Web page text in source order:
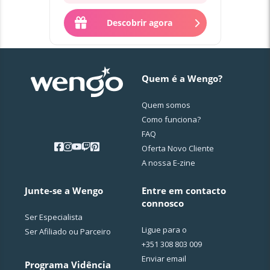
Descobrir agora
Quem é a Wengo?
Quem somos
Como funciona?
FAQ
Oferta Novo Cliente
A nossa E-zine
Junte-se a Wengo
Ser Especialista
Ser Afiliado ou Parceiro
Programa Vidência
Entre em contacto
connosco
Ligue para o
+351 308 803 009
Enviar email